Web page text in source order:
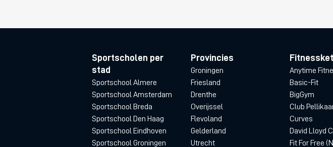
Sportscholen per
stad
Sportschool Almere
Sportschool Amsterdam
Sportschool Breda
Sportschool Den Haag
Sportschool Eindhoven
Sportschool Groningen
Provincies
Groningen
Friesland
Drenthe
Overijssel
Flevoland
Gelderland
Utrecht
Anytime
Basic-Fit
BigGym
Club
Curves
David Lloyd
Fit For Free